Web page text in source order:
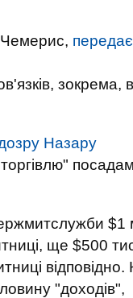
Чемерис, передає
зокрема,
Назару
$1
ще $500
відповідно.
"доходів",